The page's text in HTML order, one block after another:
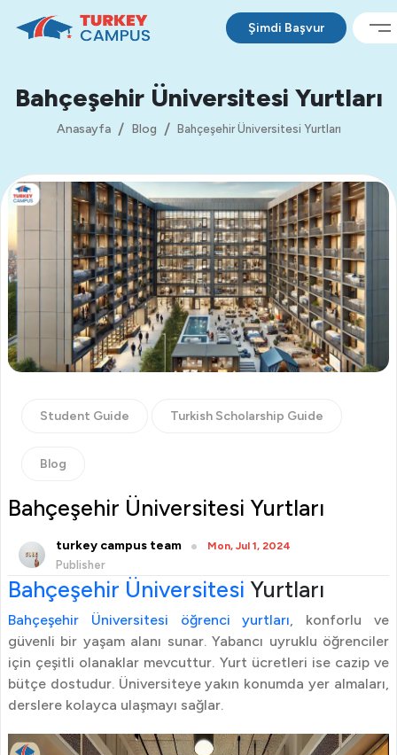
Şimdi Başvur
Bahçeşehir Üniversitesi Yurtları
Anasayfa Blog Bahçeşehir Üniversitesi Yurtları
Student Guide Turkish Scholarship Guide
Blog
Bahçeşehir Üniversitesi Yurtları
turkey campus team Mon, Jul 1, 2024
Publisher
Bahçeşehir Üniversitesi Yurtları
Bahçeşehir Üniversitesi öğrenci yurtları, konforlu ve
güvenli bir yaşam alanı sunar. Yabancı uyruklu öğrenciler
için çeşitli olanaklar mevcuttur. Yurt ücretleri ise cazip ve
bütçe dostudur. Üniversiteye yakın konumda yer almaları,
derslere kolayca ulaşmayı sağlar.